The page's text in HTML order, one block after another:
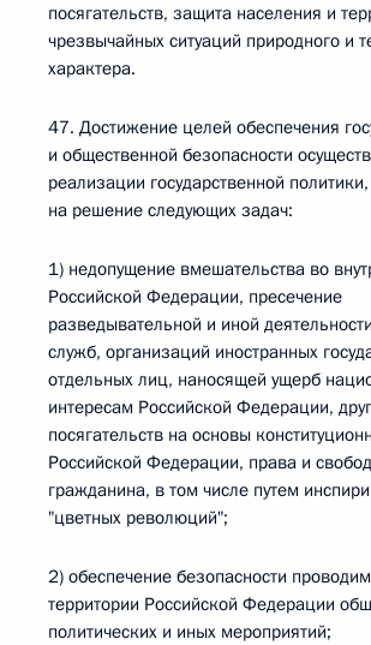
посягательств, защита населения и
чрезвычайных ситуаций природного и
характера.
47. Достижение целей обеспечения
и общественной безопасности
реализации государственной
на решение следующих задач:
1) недопущение вмешательства во
Российской Федерации, пресечение
разведывательной и иной
служб, организаций иностранных
отдельных лиц, наносящей ущерб
интересам Российской Федерации,
посягательств на основы
Российской Федерации, права и
гражданина, в том числе путем
"цветных революций";
2) обеспечение безопасности
территории Российской Федерации
политических и иных мероприятий;